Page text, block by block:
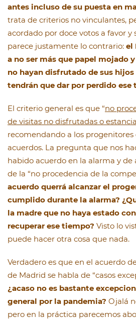
antes incluso de su puesta en
trata de criterios no vinculantes,
acordado por doce votos a favor y
parece justamente lo contrario: el
a no ser más que papel mojado
no hayan disfrutado de sus
tendrán que dar por perdido ese
El criterio general es que “no
de visitas no disfrutadas o
recomendando a los progenitores
acuerdos. La pregunta que nos
habido acuerdo en la alarma y
de la “no procedencia de la
acuerdo querrá alcanzar el
cumplido durante la alarma?
la madre que no haya estado
recuperar ese tiempo? Visto lo
puede hacer otra cosa que nada.
Verdadero es que en el acuerdo
de Madrid se habla de “casos
¿acaso no es bastante
general por la pandemia? Ojalá
pero en la práctica parecemos